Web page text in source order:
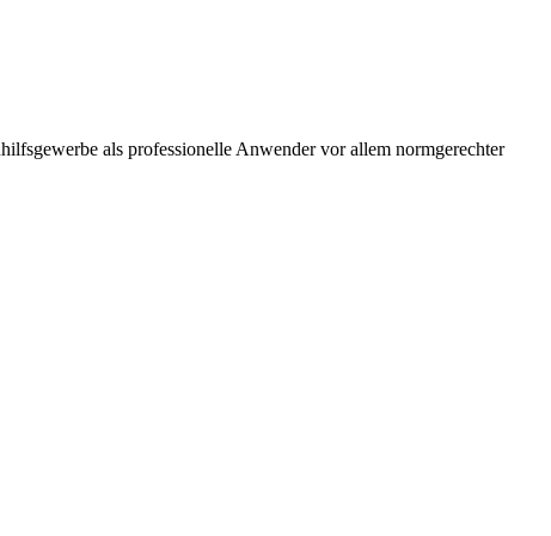
als professionelle Anwender vor allem normgerechter